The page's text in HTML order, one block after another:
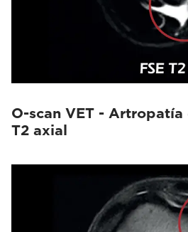
O-scan VET -
T2 axial